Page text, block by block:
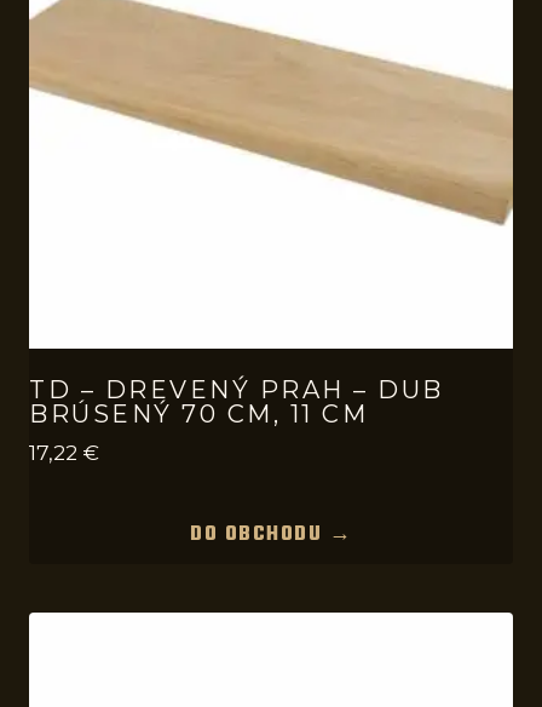
TD – DREVENÝ PRAH – DUB
BRÚSENÝ 70 CM, 11 CM
17,22 €
DO OBCHODU →